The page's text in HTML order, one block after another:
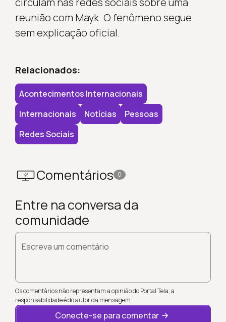
reunião com Mayk. O fenômeno segue
sem explicação oficial.
Relacionados:
Acontecimentos Internacionais
Internacionais
Notícias
Pessoas
Redes Sociais
Comentários 0
Entre na conversa da
comunidade
Escreva um comentário
Os comentários não representam a opinião do Portal Tela; a
responsabilidade é do autor da mensagem.
Conecte-se para comentar